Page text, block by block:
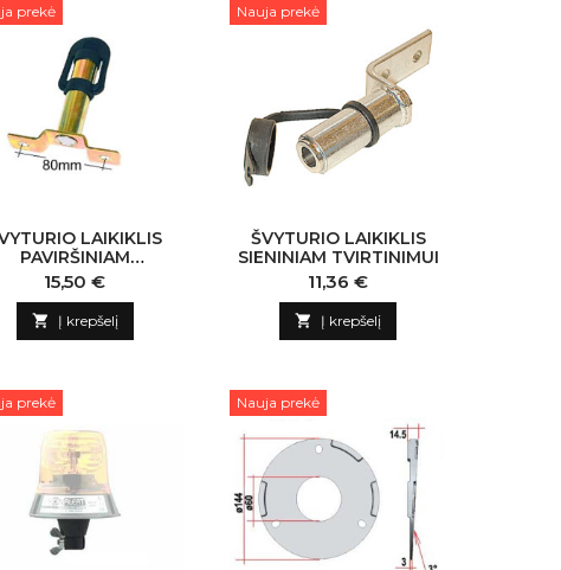
prekė
LAIKIKLIS
PAVIRŠINIAM
TVIRTINIMUI
Kaina
15,50 €
 Į krepšelį
Nauja prekė
ŠVYTURIO LAIKIKLIS
SIENINIAM TVIRTINIMUI
Kaina
11,36 €
 Į krepšelį
prekė Nauja prekė